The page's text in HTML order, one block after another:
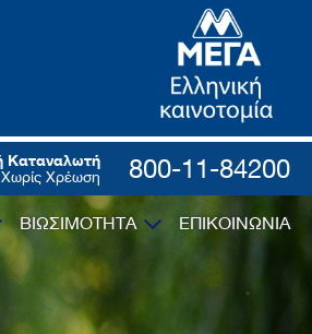
Καταναλωτή
Χωρίς Χρέωση 800-11-84200
ΒΙΩΣΙΜΟΤΗΤΑ ΕΠΙΚΟΙΝΩΝΙΑ